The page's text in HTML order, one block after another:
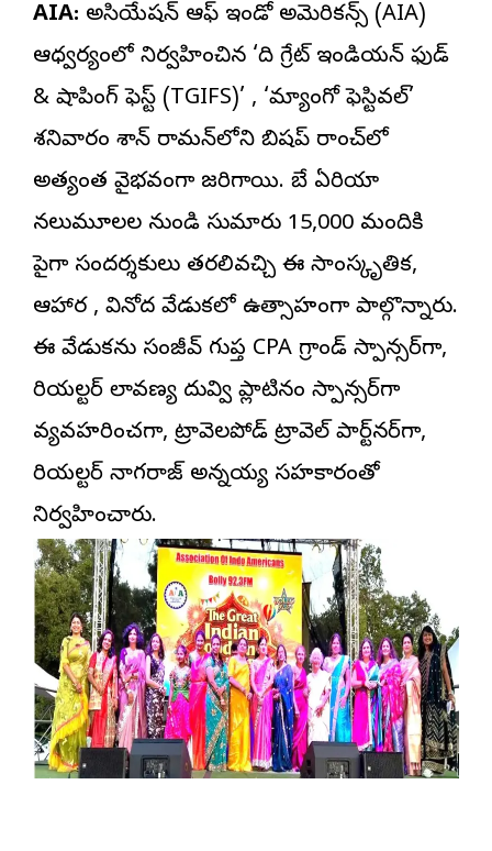
AIA: అసోసియేషన్ ఆఫ్ ఇండో అమెరికన్స్ (AIA)
ఆధ్వర్యంలో నిర్వహించిన ‘ది గ్రేట్ ఇండియన్ ఫుడ్
& షాపింగ్ ఫెస్ట్ (TGIFS)’ , ‘మ్యాంగో ఫెస్టివల్’
శనివారం శాన్ రామన్‌లోని బిషప్ రాంచ్‌లో
అత్యంత వైభవంగా జరిగాయి. బే ఏరియా
నలుమూలల నుండి సుమారు 15,000 మందికి
పైగా సందర్శకులు తరలివచ్చి ఈ సాంస్కృతిక,
ఆహార , వినోద వేడుకలో ఉత్సాహంగా పాల్గొన్నారు.
ఈ వేడుకను సంజీవ్ గుప్త CPA గ్రాండ్ స్పాన్సర్‌గా,
రియల్టర్ లావణ్య దువ్వి ప్లాటినం స్పాన్సర్‌గా
వ్యవహరించగా, ట్రావెలపోడ్ ట్రావెల్ పార్ట్‌నర్‌గా,
రియల్టర్ నాగరాజ్ అన్నయ్య సహకారంతో
నిర్వహించారు.